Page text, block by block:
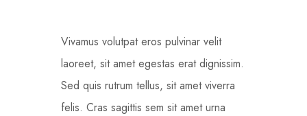
Vivamus volutpat eros pulvinar velit
laoreet, sit amet egestas erat dignissim.
Sed quis rutrum tellus, sit amet viverra
felis. Cras sagittis sem sit amet urna